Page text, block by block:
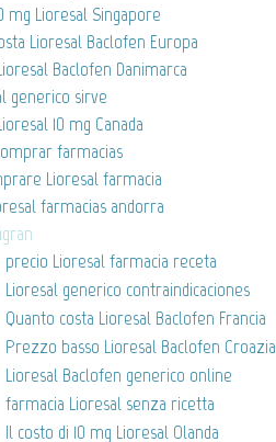
mg Lioresal Singapore
Lioresal Baclofen Europa
Baclofen Danimarca
generico sirve
10 mg Canada
farmacias
Lioresal farmacia
farmacias andorra
precio Lioresal farmacia receta
Lioresal generico contraindicaciones
Quanto costa Lioresal Baclofen Francia
Prezzo basso Lioresal Baclofen Croazia
Lioresal Baclofen generico online
farmacia Lioresal senza ricetta
Il costo di 10 mg Lioresal Olanda